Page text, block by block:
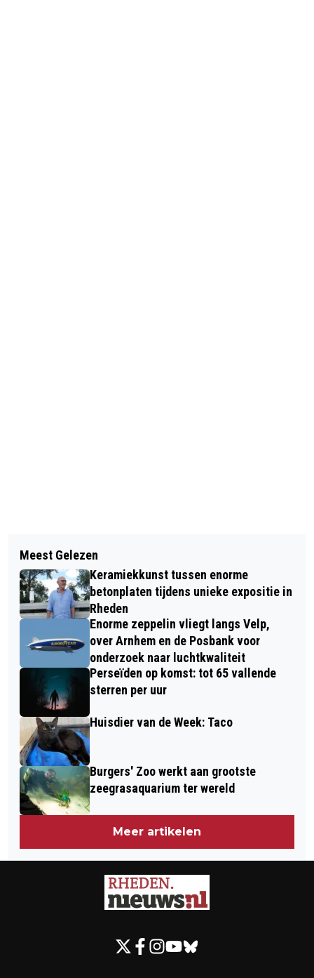
ORGELMUZIEK OP ZATERDAGAVOND
19 SEPTEMBER IN DE DORPSKERK
VAN RHEDEN
VASTE ACTIVITEITEN BUURTHUIS DE
POORT
Meest Gelezen
Keramiekkunst tussen enorme
betonplaten tijdens unieke expositie in
Rheden
Enorme zeppelin vliegt langs Velp,
over Arnhem en de Posbank voor
onderzoek naar luchtkwaliteit
Perseïden op komst: tot 65 vallende
sterren per uur
Huisdier van de Week: Taco
Burgers' Zoo werkt aan grootste
zeegrasaquarium ter wereld
Meer artikelen